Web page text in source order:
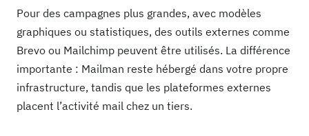
Pour des campagnes plus grandes, avec modèles
graphiques ou statistiques, des outils externes comme
Brevo ou Mailchimp peuvent être utilisés. La différence
importante : Mailman reste hébergé dans votre propre
infrastructure, tandis que les plateformes externes
placent l’activité mail chez un tiers.